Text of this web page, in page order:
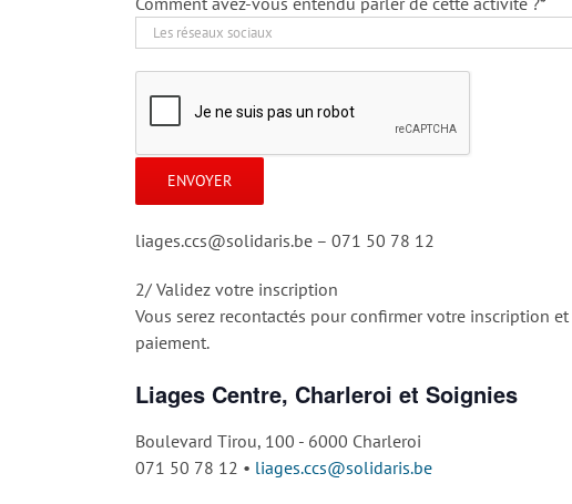
liages.ccs@solidaris.be – 071 50 78 12
2/ Validez votre inscription
Vous serez recontactés pour confirmer votre inscription
paiement.
Liages Centre, Charleroi et Soignies
Boulevard Tirou, 100 - 6000 Charleroi
071 50 78 12 • liages.ccs@solidaris.be